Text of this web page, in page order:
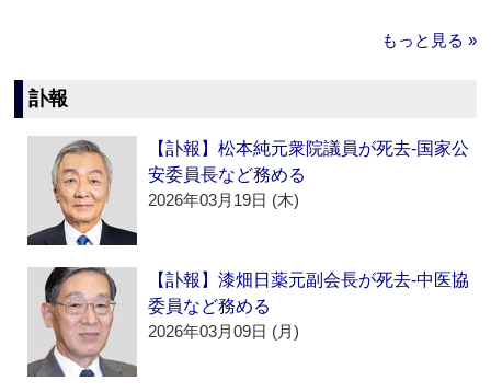
もっと見る »
訃報
【訃報】松本純元衆院議員が死去‐国家公
安委員長など務める
2026年03月19日 (木)
【訃報】漆畑日薬元副会長が死去‐中医協
委員など務める
2026年03月09日 (月)